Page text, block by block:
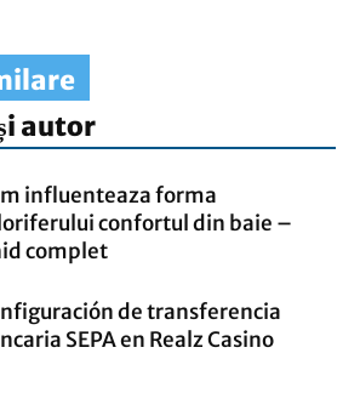
autor
influenteaza forma
confortul din baie –
complet
de transferencia
SEPA en Realz Casino